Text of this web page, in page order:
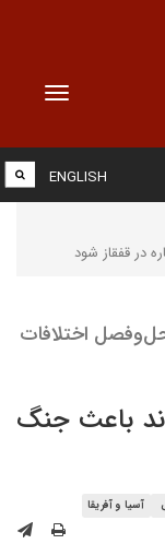
Toggle
ENGLISH
در قفقاز شود
اثرگذاری نشست ۳+۳ در حل‌وفصل اختلافات
باعث جنگ
آسیا و آفریقا